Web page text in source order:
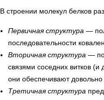
В строении молекул белков
Первичная структура —
последовательности
Вторичная структура —
связями соседних витков
они обеспечивают довольно
Третичная структура